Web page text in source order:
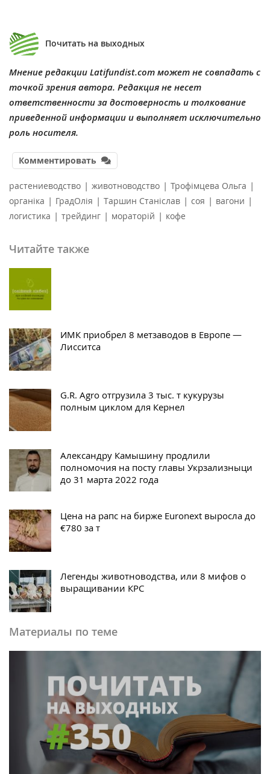
Почитать на выходных
Мнение редакции Latifundist.com может не совпадать с
точкой зрения автора. Редакция не несет
ответственности за достоверность и толкование
приведенной информации и выполняет исключительно
роль носителя.
Комментировать
растениеводство | животноводство | Трофімцева Ольга |
органіка | ГрадОлія | Таршин Станіслав | соя | вагони |
логистика | трейдинг | мораторій | кофе
Читайте также
ИМК приобрел 8 метзаводов в Европе —
Лисситса
G.R. Agro отгрузила 3 тыс. т кукурузы
полным циклом для Кернел
Александру Камышину продлили
полномочия на посту главы Укрзализныци
до 31 марта 2022 года
Цена на рапс на бирже Euronext выросла до
€780 за т
Легенды животноводства, или 8 мифов о
выращивании КРС
Материалы по теме